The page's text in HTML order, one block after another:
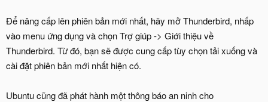
Để nâng cấp lên phiên bản mới nhất, hãy mở Thunderbird, nhấp
vào menu ứng dụng và chọn Trợ giúp -> Giới thiệu về
Thunderbird. Từ đó, bạn sẽ được cung cấp tùy chọn tải xuống và
cài đặt phiên bản mới nhất hiện có.
Ubuntu cũng đã phát hành một thông báo an ninh cho